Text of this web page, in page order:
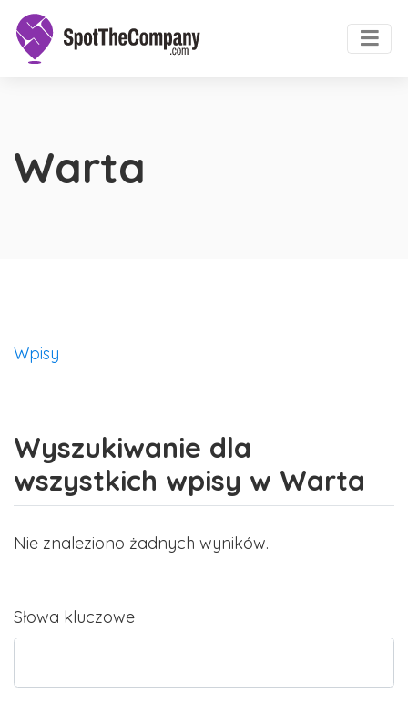
Warta
Słowa kluczowe
Wpisy
Wyszukiwanie dla
wszystkich wpisy w Warta
Nie znaleziono żadnych wyników.